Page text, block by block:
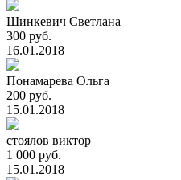
Шинкевич Светлана
300 руб.
16.01.2018
Понамарева Ольга
200 руб.
15.01.2018
стоялов виктор
1 000 руб.
15.01.2018